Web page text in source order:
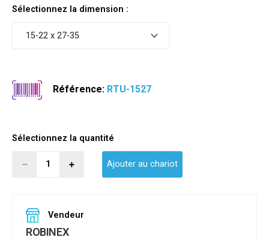
Sélectionnez la dimension :
15-22 x 27-35
Référence: RTU-1527
Sélectionnez la quantité
Ajouter au chariot
Vendeur
ROBINEX